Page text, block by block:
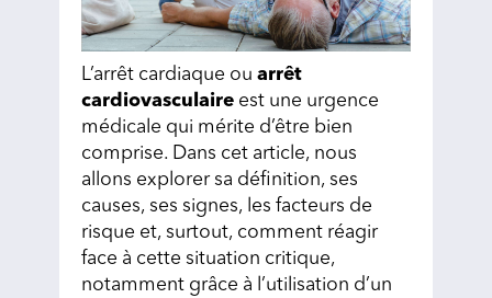
L’arrêt cardiaque ou arrêt
cardiovasculaire est une urgence
médicale qui mérite d’être bien
comprise. Dans cet article, nous
allons explorer sa définition, ses
causes, ses signes, les facteurs de
risque et, surtout, comment réagir
face à cette situation critique,
notamment grâce à l’utilisation d’un